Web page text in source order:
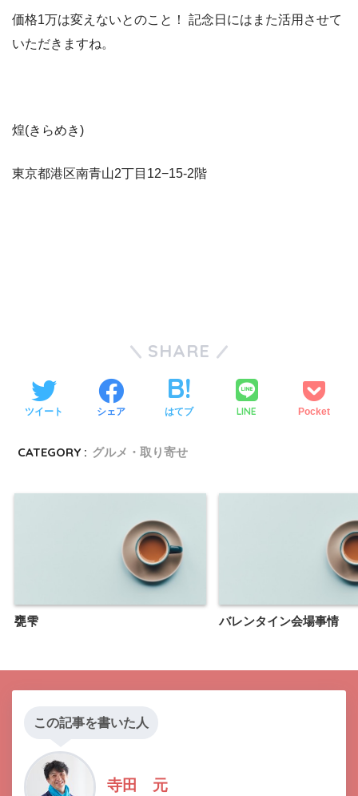
価格1万は変えないとのこと！ 記念日にはまた活用させて
いただきますね。
煌(きらめき)
東京都港区南青山2丁目12−15-2階
SHARE
ツイート シェア はてブ LINE Pocket
CATEGORY : グルメ・取り寄せ
甕雫 バレンタイン会場事情
この記事を書いた人
寺田 元